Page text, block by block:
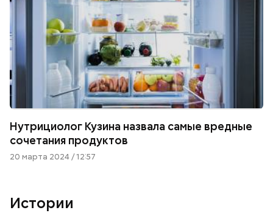
Нутрициолог Кузина назвала самые вредные
сочетания продуктов
20 марта 2024 / 12:57
Истории